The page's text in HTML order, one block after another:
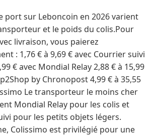
port sur Leboncoin en 2026 varient
et le poids du colis.Pour
livraison, vous paierez
: 1,76 € à 9,69 € avec Courrier suivi
€ avec Mondial Relay 2,88 € à 15,99
by Chronopost 4,99 € à 35,55
Le transporteur le moins cher
Mondial Relay pour les colis et
pour les petits objets légers.
Colissimo est privilégié pour une